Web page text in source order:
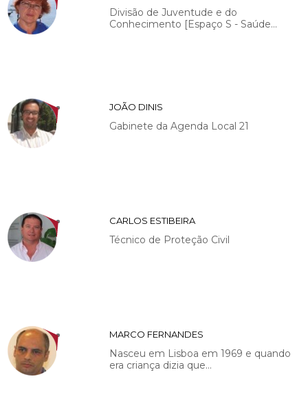
Divisão de Juventude e do
Conhecimento [Espaço S - Saúde...
JOÃO DINIS
Gabinete da Agenda Local 21
CARLOS ESTIBEIRA
Técnico de Proteção Civil
MARCO FERNANDES
Nasceu em Lisboa em 1969 e quando
era criança dizia que...